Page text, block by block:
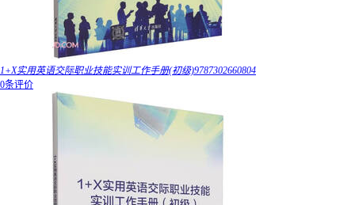
1+X实用英语交际职业技能实训工作手册(初级)9787302660804
0条评价